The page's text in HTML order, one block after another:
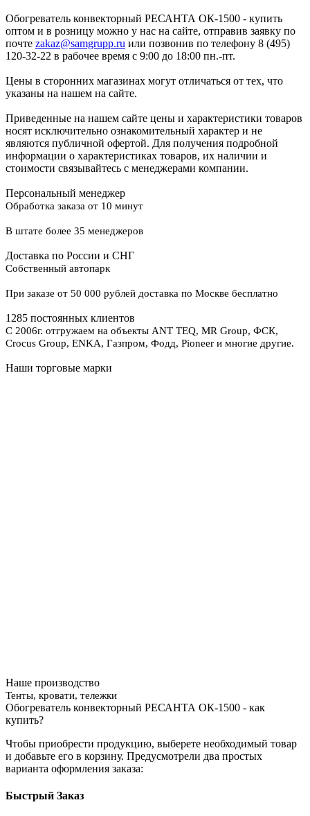
Обогреватель конвекторный РЕСАНТА ОК-1500 - купить
оптом и в розницу можно у нас на сайте, отправив заявку по
почте zakaz@samgrupp.ru или позвонив по телефону 8 (495)
120-32-22 в рабочее время с 9:00 до 18:00 пн.-пт.
Цены в сторонних магазинах могут отличаться от тех, что
указаны на нашем на сайте.
Приведенные на нашем сайте цены и характеристики товаров
носят исключительно ознакомительный характер и не
являются публичной офертой. Для получения подробной
информации о характеристиках товаров, их наличии и
стоимости связывайтесь с менеджерами компании.
Персональный менеджер
Обработка заказа от 10 минут
В штате более 35 менеджеров
Доставка по России и СНГ
Собственный автопарк
При заказе от 50 000 рублей доставка по Москве бесплатно
1285 постоянных клиентов
С 2006г. отгружаем на объекты ANT TEQ, MR Group, ФСК,
Crocus Group, ENKA, Газпром, Фодд, Pioneer и многие другие.
Наши торговые марки
Наше производство
Тенты, кровати, тележки
Обогреватель конвекторный РЕСАНТА ОК-1500 - как
купить?
Чтобы приобрести продукцию, выберете необходимый товар
и добавьте его в корзину. Предусмотрели два простых
варианта оформления заказа:
Быстрый Заказ